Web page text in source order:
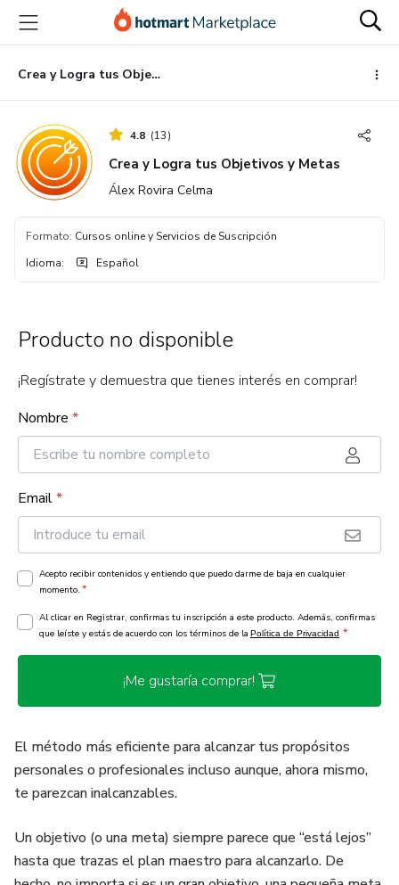
principal
página
de
página
Crea y Logra tus Objetivos y Metas
4.8 (13)
Crea y Logra tus Objetivos y Metas
Álex Rovira Celma
Formato: Cursos online y Servicios de Suscripción
Idioma: Español
Producto no disponible
¡Regístrate y demuestra que tienes interés en comprar!
Nombre *
Email*
Acepto recibir contenidos y entiendo que puedo darme de baja en cualquier
momento. *
Al clicar en Registrar, confirmas tu inscripción a este producto. Además, confirmas
que leíste y estás de acuerdo con los términos de la Política de Privacidad *
¡Me gustaría comprar!
El método más eficiente para alcanzar tus propósitos
personales o profesionales incluso aunque, ahora mismo,
te parezcan inalcanzables.
Un objetivo (o una meta) siempre parece que “está lejos”
hasta que trazas el plan maestro para alcanzarlo. De